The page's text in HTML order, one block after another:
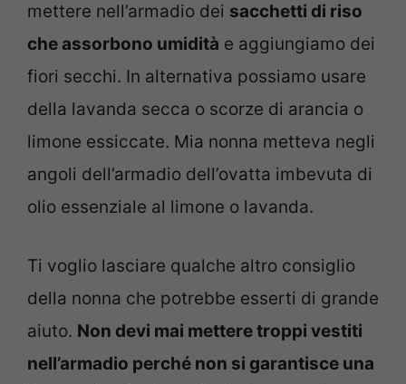
mettere nell’armadio dei sacchetti di riso
che assorbono umidità e aggiungiamo dei
fiori secchi. In alternativa possiamo usare
della lavanda secca o scorze di arancia o
limone essiccate. Mia nonna metteva negli
angoli dell’armadio dell’ovatta imbevuta di
olio essenziale al limone o lavanda.
Ti voglio lasciare qualche altro consiglio
della nonna che potrebbe esserti di grande
aiuto. Non devi mai mettere troppi vestiti
nell’armadio perché non si garantisce una